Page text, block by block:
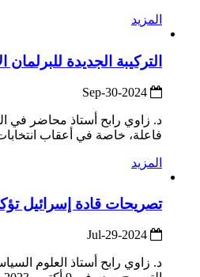
المزيد
التركيبة الجديدة
د. زاوي رابح أستاذ محاضر في
فاعلة، خاصة في أعقاب
المزيد
تصريحات قادة إسرائيل
د. زاوي رابح أستاذ العلوم